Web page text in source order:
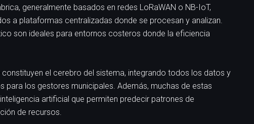
generalmente basados en redes LoRaWAN o NB-IoT,
a plataformas centralizadas donde se procesan y analizan.
son ideales para entornos costeros donde la eficiencia
el cerebro del sistema, integrando todos los datos y
para los gestores municipales. Además, muchas de estas
artificial que permiten predecir patrones de
de recursos.